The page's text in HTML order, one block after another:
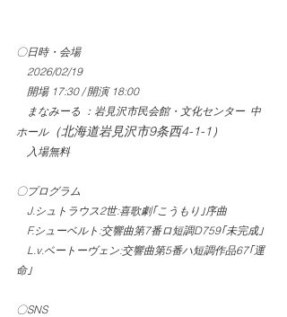
〇日時・会場
2026/02/19
開場 17:30 / 開演 18:00
まなみーる ：岩見沢市民会館・文化センター  中
ホール（北海道岩見沢市9条西4-1-1）
入場無料
〇プログラム
J.シュトラウス2世:喜歌劇｢こうもり｣序曲
F.シューベルト:交響曲第7番ロ短調D759｢未完成｣
L.v.ベートーヴェン:交響曲第5番ハ短調作品67｢運
命｣
〇SNS